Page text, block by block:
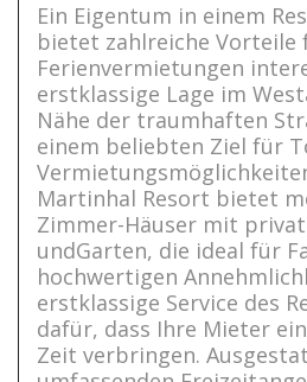
Ein Eigentum in einem
bietet zahlreiche Vorteile
Ferienvermietungen
erstklassige Lage im
Nähe der traumhaften
einem beliebten Ziel für
Martinhal Resort bietet
Zimmer-Häuser mit
undGarten, die ideal für
hochwertigen
erstklassige Service des
dafür, dass Ihre Mieter
Zeit verbringen.